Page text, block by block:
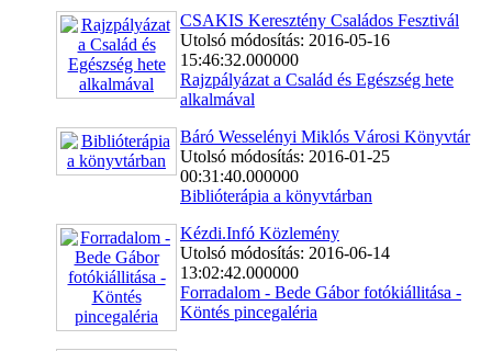
CSAKIS Keresztény Családos Fesztivál
Utolsó módosítás: 2016-05-16
15:46:32.000000
Rajzpályázat a Család és Egészség hete
alkalmával
Báró Wesselényi Miklós Városi Könyvtár
Utolsó módosítás: 2016-01-25
00:31:40.000000
Biblióterápia a könyvtárban
Kézdi.Infó Közlemény
Utolsó módosítás: 2016-06-14
13:02:42.000000
Forradalom - Bede Gábor fotókiállitása -
Köntés pincegaléria